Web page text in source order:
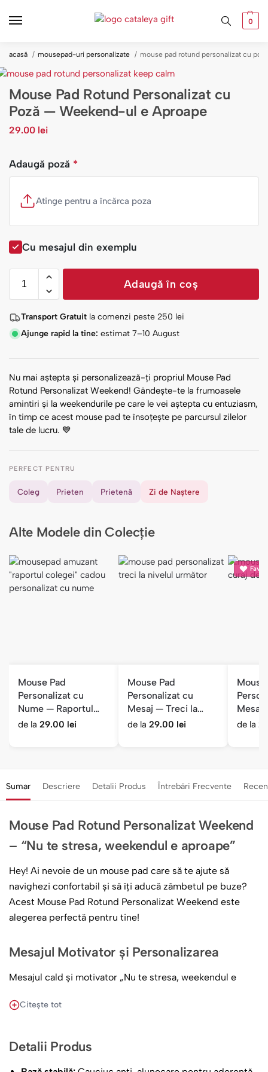
0
acasă mousepad-uri personalizate mouse pad rotund personalizat cu
Mouse Pad Rotund Personalizat cu
Poză — Weekend-ul e Aproape
29.00 lei
Adaugă poză *
Atinge pentru a încărca poza
Cu mesajul din exemplu
Adaugă în coș
Transport Gratuit la comenzi peste 250 lei
Ajunge rapid la tine: estimat 7–10 August
Nu mai aștepta și personalizează-ți propriul Mouse Pad
Rotund Personalizat Weekend! Gândește-te la frumoasele
amintiri și la weekendurile pe care le vei aștepta cu entuziasm,
în timp ce acest mouse pad te însoțește pe parcursul zilelor
tale de lucru. 💙
PERFECT PENTRU
Coleg Prieten Prietenă Zi de Naștere
Alte Modele din Colecție
Mouse Pad
Personalizat cu
Nume — Raportul
Colegei
de la 29.00 lei
Mouse Pad
Personalizat cu
Mesaj — Treci la
Nivelul Următor
de la 29.00 lei
Mouse
Mesaj
Ursuleț
de la
Sumar Descriere Detalii Produs Întrebări Frecvente
Mouse Pad Rotund Personalizat Weekend
– “Nu te stresa, weekendul e aproape”
Hey! Ai nevoie de un mouse pad care să te ajute să
navighezi confortabil și să îți aducă zâmbetul pe buze?
Acest Mouse Pad Rotund Personalizat Weekend este
alegerea perfectă pentru tine!
Mesajul Motivator și Personalizarea
Mesajul cald și motivator „Nu te stresa, weekendul e
bucuri de ziua de lucru, fiindcă în curând vei avea tot
minunate în weekend.
Personalizarea face ca acest mouse pad să fie unic și
Citește tot
Detalii Produs